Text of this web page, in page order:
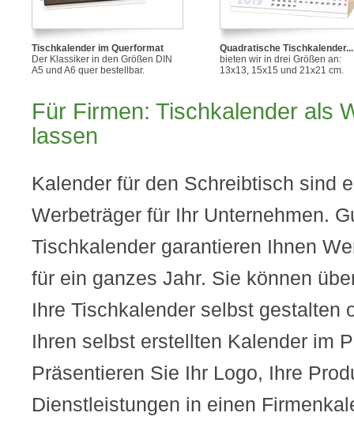
Tischkalender im Querformat
Der Klassiker in den Größen DIN
A5 und A6 quer bestellbar.
Quadratische Tischkalender...
bieten wir in drei Größen an:
13x13, 15x15 und 21x21 cm.
Für Firmen: Tischkalender als
lassen
Kalender für den Schreibtisch sind
Werbeträger für Ihr Unternehmen.
Tischkalender garantieren Ihnen
für ein ganzes Jahr. Sie können
Ihre Tischkalender selbst gestalten
Ihren selbst erstellten Kalender im
Präsentieren Sie Ihr Logo, Ihre
Dienstleistungen in einen